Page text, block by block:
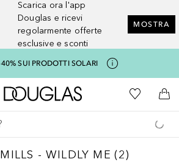
Scarica ora l'app
Douglas e ricevi
regolarmente offerte
esclusive e sconti
MOSTRA
SUI PRODOTTI SOLARI
A Douglas HomeAlla Mia
Al
MILLS - WILDLY ME2
- WILDLY ME (2)